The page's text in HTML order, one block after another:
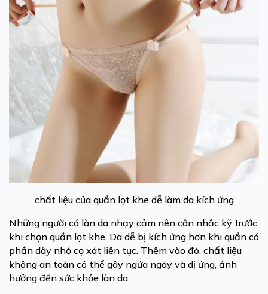
chất liệu của quần lọt khe dễ làm da kích ứng
Những người có làn da nhạy cảm nên cân nhắc kỹ trước
khi chọn quần lọt khe. Da dễ bị kích ứng hơn khi quần có
phần dây nhỏ cọ xát liên tục. Thêm vào đó, chất liệu
không an toàn có thể gây ngứa ngáy và dị ứng, ảnh
hưởng đến sức khỏe làn da.